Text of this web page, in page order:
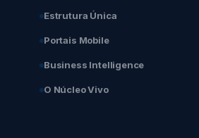
Estrutura Única
Portais Mobile
Business Intelligence
O Núcleo Vivo